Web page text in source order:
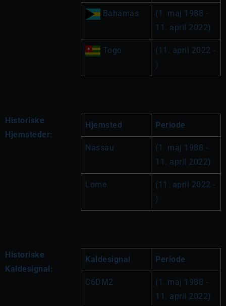
Bahamas
(1. maj 1988 -
11. april 2022)
Togo
(11. april 2022 -
)
Historiske
Hjemsteder:
Hjemsted Periode
Nassau
(1. maj 1988 -
11. april 2022)
Lome
(11. april 2022 -
)
Historiske
Kaldesignal:
Kaldesignal Periode
C6DM2
(1. maj 1988 -
11. april 2022)